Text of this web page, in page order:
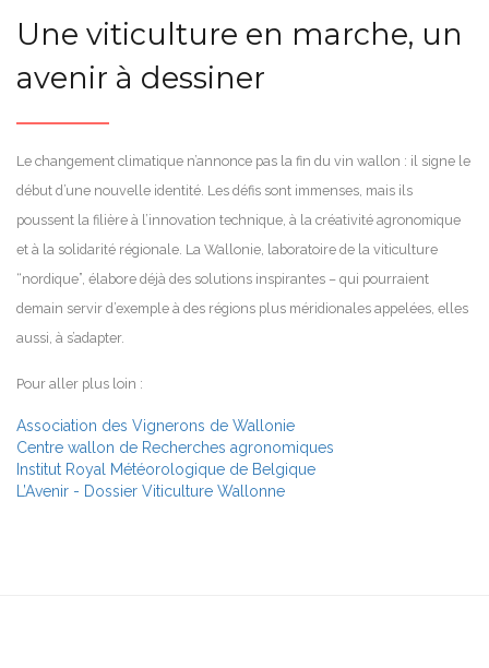
Une viticulture en marche, un
avenir à dessiner
Le changement climatique n’annonce pas la fin du vin wallon : il signe le
début d’une nouvelle identité. Les défis sont immenses, mais ils
poussent la filière à l’innovation technique, à la créativité agronomique
et à la solidarité régionale. La Wallonie, laboratoire de la viticulture
“nordique”, élabore déjà des solutions inspirantes – qui pourraient
demain servir d’exemple à des régions plus méridionales appelées, elles
aussi, à s’adapter.
Pour aller plus loin :
Association des Vignerons de Wallonie
Centre wallon de Recherches agronomiques
Institut Royal Météorologique de Belgique
L’Avenir - Dossier Viticulture Wallonne